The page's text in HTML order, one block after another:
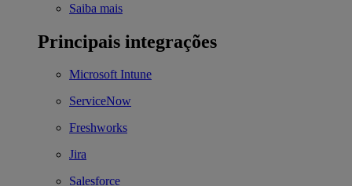
Saiba mais
Principais integrações
Microsoft Intune
ServiceNow
Freshworks
Jira
Salesforce